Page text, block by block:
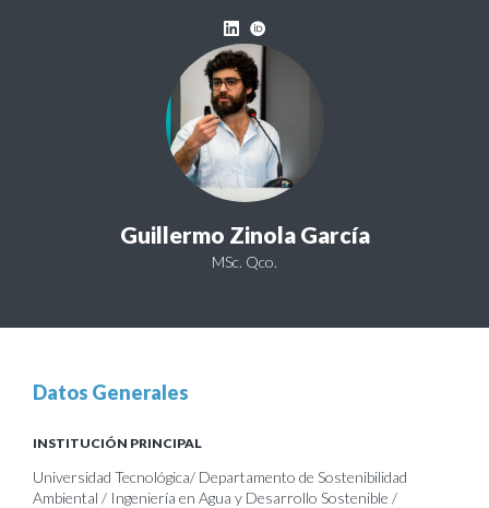
Guillermo Zinola García
MSc. Qco.
Datos Generales
INSTITUCIÓN PRINCIPAL
Universidad Tecnológica/ Departamento de Sostenibilidad
Ambiental / Ingeniería en Agua y Desarrollo Sostenible /